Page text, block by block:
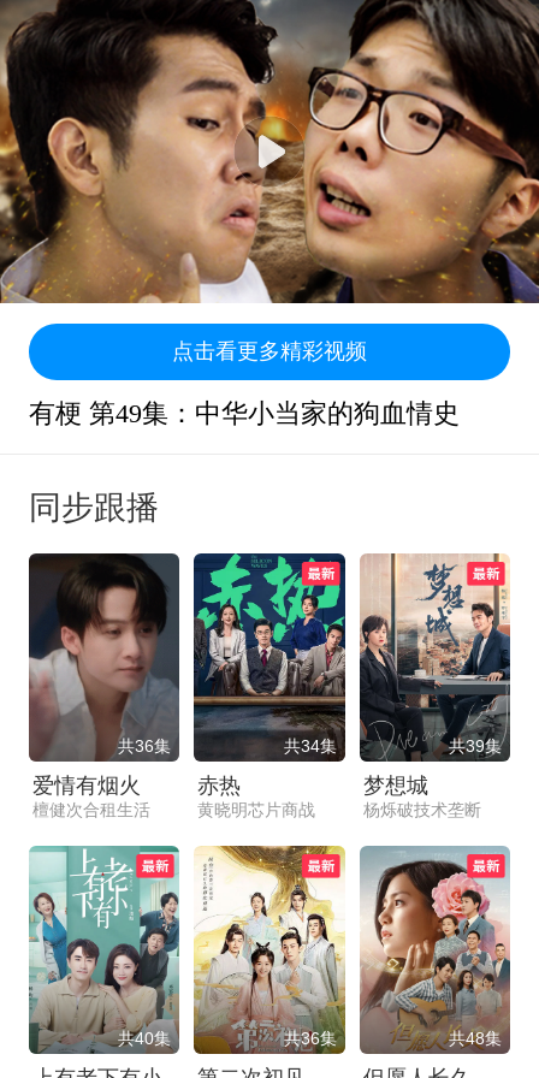
点击看更多精彩视频
有梗 第49集：中华小当家的狗血情史
同步跟播
共36集
爱情有烟火
檀健次合租生活
共34集
赤热
黄晓明芯片商战
共39集
梦想城
杨烁破技术垄断
共40集 共36集 共48集